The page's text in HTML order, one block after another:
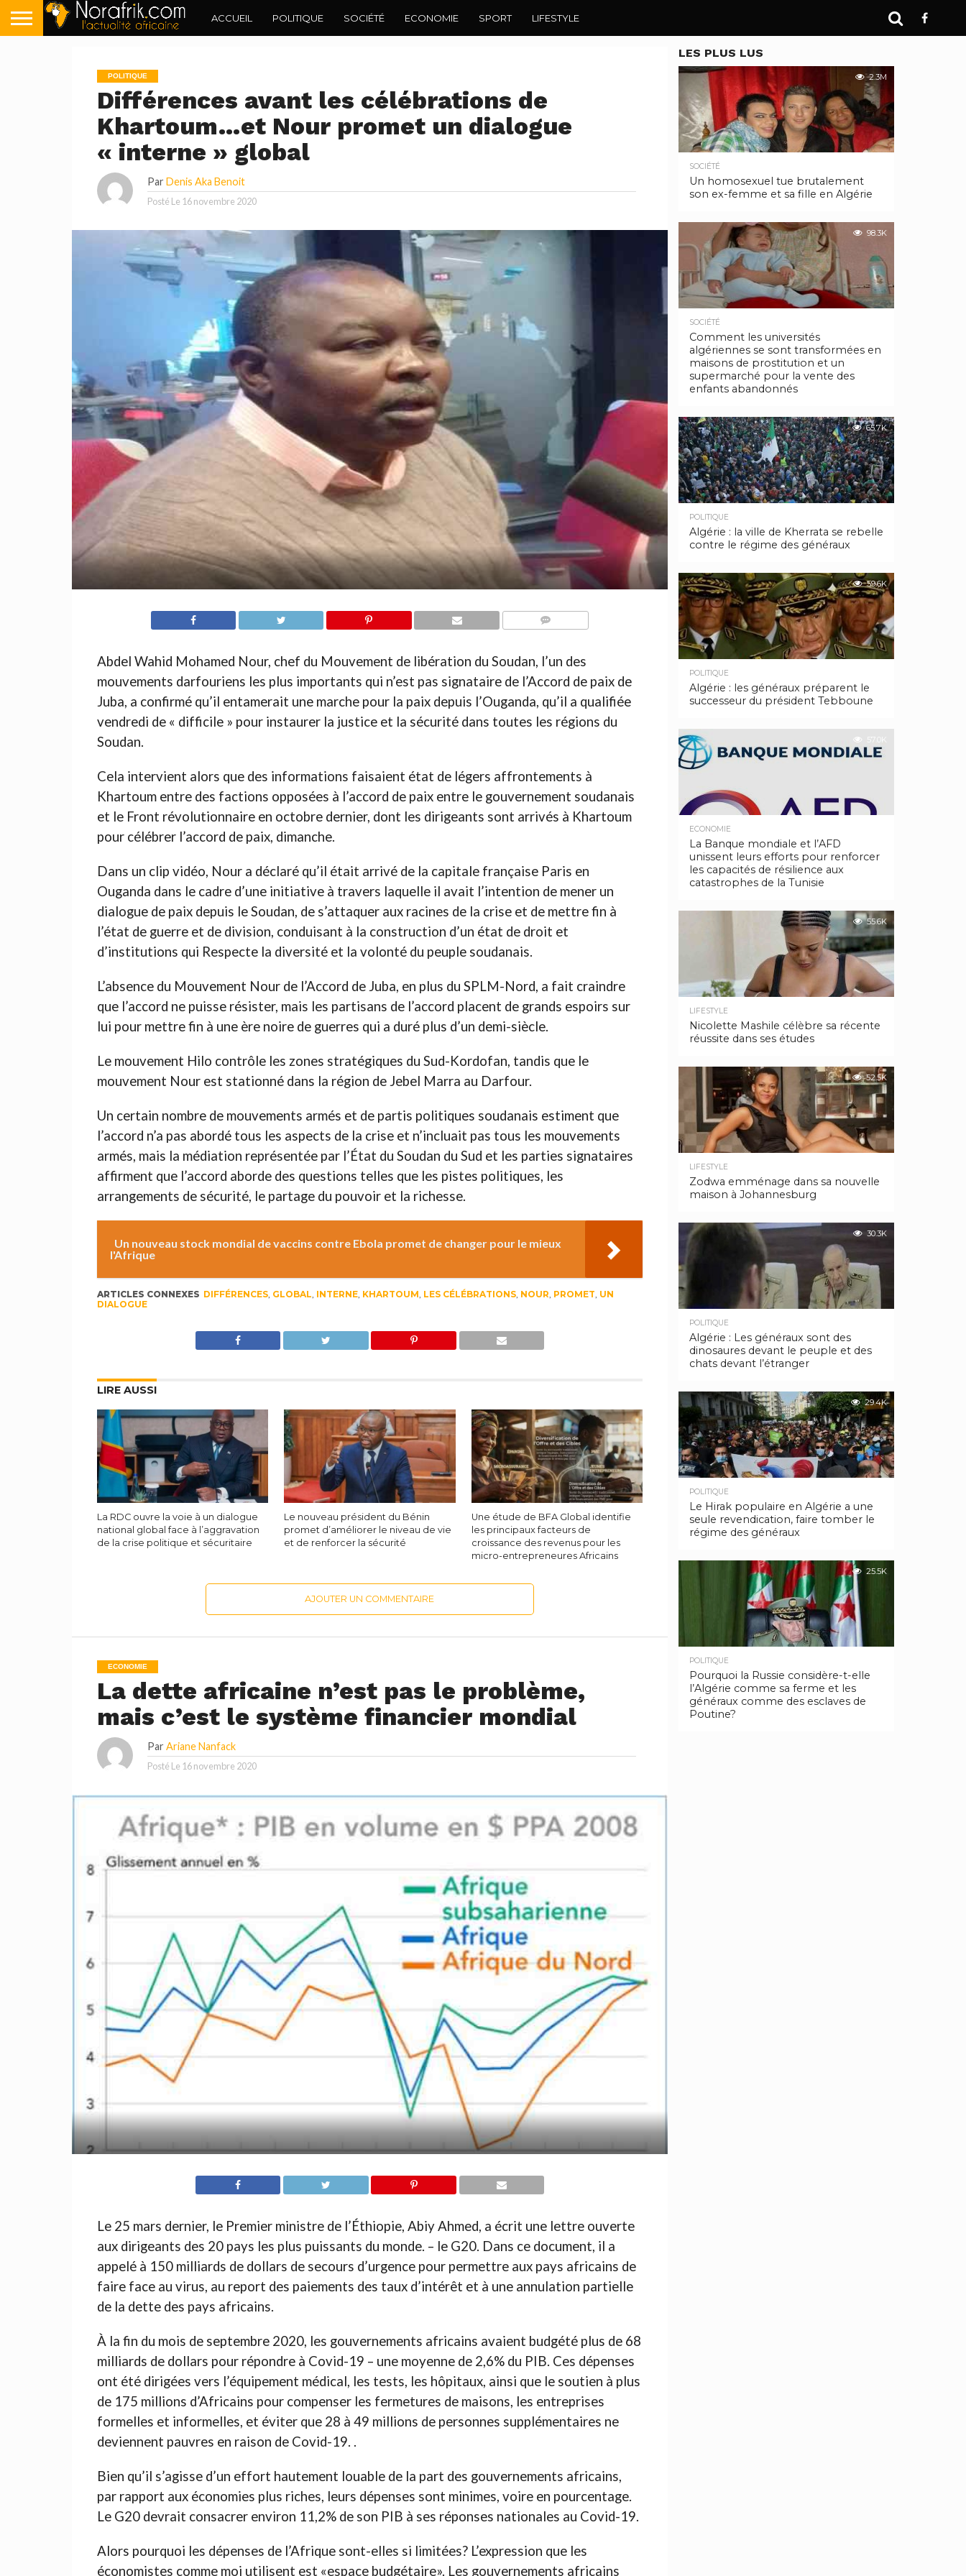
ACCUEIL POLITIQUE SOCIÉTÉ ECONOMIE SPORT LIFESTYLE
POLITIQUE
Différences avant les célébrations de
Khartoum…et Nour promet un dialogue
« interne » global
Par Denis Aka Benoit
Posté Le 16 novembre 2020
Abdel Wahid Mohamed Nour, chef du Mouvement de libération du Soudan, l’un des
mouvements darfouriens les plus importants qui n’est pas signataire de l’Accord de paix de
Juba, a confirmé qu’il entamerait une marche pour la paix depuis l’Ouganda, qu’il a qualifiée
vendredi de « difficile » pour instaurer la justice et la sécurité dans toutes les régions du
Soudan.
Cela intervient alors que des informations faisaient état de légers affrontements à
Khartoum entre des factions opposées à l’accord de paix entre le gouvernement soudanais
et le Front révolutionnaire en octobre dernier, dont les dirigeants sont arrivés à Khartoum
pour célébrer l’accord de paix, dimanche.
Dans un clip vidéo, Nour a déclaré qu’il était arrivé de la capitale française Paris en
Ouganda dans le cadre d’une initiative à travers laquelle il avait l’intention de mener un
dialogue de paix depuis le Soudan, de s’attaquer aux racines de la crise et de mettre fin à
l’état de guerre et de division, conduisant à la construction d’un état de droit et
d’institutions qui Respecte la diversité et la volonté du peuple soudanais.
L’absence du Mouvement Nour de l’Accord de Juba, en plus du SPLM-Nord, a fait craindre
que l’accord ne puisse résister, mais les partisans de l’accord placent de grands espoirs sur
lui pour mettre fin à une ère noire de guerres qui a duré plus d’un demi-siècle.
Le mouvement Hilo contrôle les zones stratégiques du Sud-Kordofan, tandis que le
mouvement Nour est stationné dans la région de Jebel Marra au Darfour.
Un certain nombre de mouvements armés et de partis politiques soudanais estiment que
l’accord n’a pas abordé tous les aspects de la crise et n’incluait pas tous les mouvements
armés, mais la médiation représentée par l’État du Soudan du Sud et les parties signataires
affirment que l’accord aborde des questions telles que les pistes politiques, les
arrangements de sécurité, le partage du pouvoir et la richesse.
Un nouveau stock mondial de vaccins contre Ebola promet de changer pour le mieux
l'Afrique
ARTICLES CONNEXES DIFFÉRENCES, GLOBAL, INTERNE, KHARTOUM, LES CÉLÉBRATIONS, NOUR, PROMET, UN
DIALOGUE
LIRE AUSSI
La RDC ouvre la voie à un dialogue
national global face à l’aggravation
de la crise politique et sécuritaire
Le nouveau président du Bénin
promet d’améliorer le niveau de vie
et de renforcer la sécurité
Une étude de BFA Global identifie
les principaux facteurs de
croissance des revenus pour les
micro-entrepreneures Africains
AJOUTER UN COMMENTAIRE
ECONOMIE
La dette africaine n’est pas le problème,
mais c’est le système financier mondial
Par Ariane Nanfack
Posté Le 16 novembre 2020
Le 25 mars dernier, le Premier ministre de l’Éthiopie, Abiy Ahmed, a écrit une lettre ouverte
aux dirigeants des 20 pays les plus puissants du monde. – le G20. Dans ce document, il a
appelé à 150 milliards de dollars de secours d’urgence pour permettre aux pays africains de
faire face au virus, au report des paiements des taux d’intérêt et à une annulation partielle
de la dette des pays africains.
À la fin du mois de septembre 2020, les gouvernements africains avaient budgété plus de 68
milliards de dollars pour répondre à Covid-19 – une moyenne de 2,6% du PIB. Ces dépenses
ont été dirigées vers l’équipement médical, les tests, les hôpitaux, ainsi que le soutien à plus
de 175 millions d’Africains pour compenser les fermetures de maisons, les entreprises
formelles et informelles, et éviter que 28 à 49 millions de personnes supplémentaires ne
deviennent pauvres en raison de Covid-19. .
Bien qu’il s’agisse d’un effort hautement louable de la part des gouvernements africains,
par rapport aux économies plus riches, leurs dépenses sont minimes, voire en pourcentage.
Le G20 devrait consacrer environ 11,2% de son PIB à ses réponses nationales au Covid-19.
Alors pourquoi les dépenses de l’Afrique sont-elles si limitées? L’expression que les
économistes comme moi utilisent est «espace budgétaire». Les gouvernements africains
LES PLUS LUS
2.3M
SOCIÉTÉ
Un homosexuel tue brutalement
son ex-femme et sa fille en Algérie
98.3K
SOCIÉTÉ
Comment les universités
algériennes se sont transformées en
maisons de prostitution et un
supermarché pour la vente des
enfants abandonnés
65.7K
POLITIQUE
Algérie : la ville de Kherrata se rebelle
contre le régime des généraux
59.6K
POLITIQUE
Algérie : les généraux préparent le
successeur du président Tebboune
57.0K
ECONOMIE
La Banque mondiale et l’AFD
unissent leurs efforts pour renforcer
les capacités de résilience aux
catastrophes de la Tunisie
55.6K
LIFESTYLE
Nicolette Mashile célèbre sa récente
réussite dans ses études
52.5K
LIFESTYLE
Zodwa emménage dans sa nouvelle
maison à Johannesburg
30.3K
POLITIQUE
Algérie : Les généraux sont des
dinosaures devant le peuple et des
chats devant l’étranger
29.4K
POLITIQUE
Le Hirak populaire en Algérie a une
seule revendication, faire tomber le
régime des généraux
25.5K
POLITIQUE
Pourquoi la Russie considère-t-elle
l’Algérie comme sa ferme et les
généraux comme des esclaves de
Poutine?